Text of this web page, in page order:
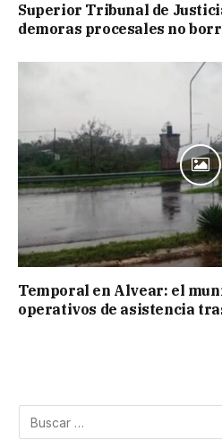
Superior Tribunal de
demoras procesales no
Temporal en Alvear: el
operativos de asistencia